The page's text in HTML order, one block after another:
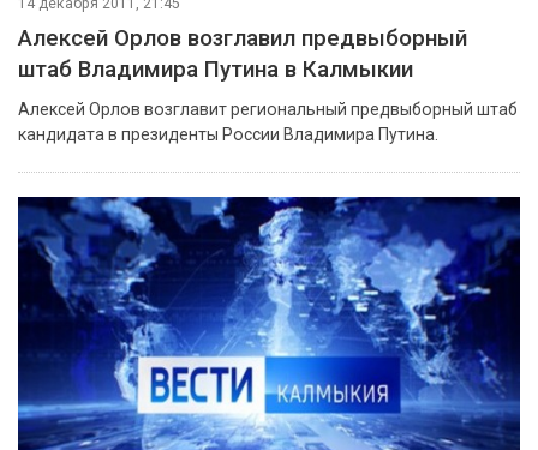
14 декабря 2011, 21:45
Алексей Орлов возглавил предвыборный
штаб Владимира Путина в Калмыкии
Алексей Орлов возглавит региональный предвыборный штаб
кандидата в президенты России Владимира Путина.